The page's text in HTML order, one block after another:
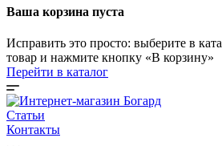
Ваша корзина пуста
Исправить это просто: выберите в
товар и нажмите кнопку «В корзину»
Перейти в каталог
Статьи
Контакты